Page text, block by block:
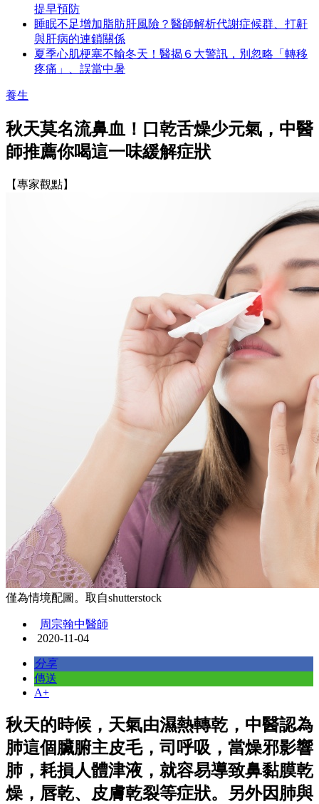
提早預防
睡眠不足增加脂肪肝風險？醫師解析代謝症候群、打鼾
與肝病的連鎖關係
夏季心肌梗塞不輸冬天！醫揭６大警訊，別忽略「轉移
疼痛」、誤當中暑
養生
秋天莫名流鼻血！口乾舌燥少元氣，中醫
師推薦你喝這一味緩解症狀
【專家觀點】
僅為情境配圖。取自shutterstock
周宗翰中醫師
2020-11-04
分享
傳送
A+
秋天的時候，天氣由濕熱轉乾，中醫認為
肺這個臟腑主皮毛，司呼吸，當燥邪影響
肺，耗損人體津液，就容易導致鼻黏膜乾
燥，唇乾、皮膚乾裂等症狀。另外因肺與